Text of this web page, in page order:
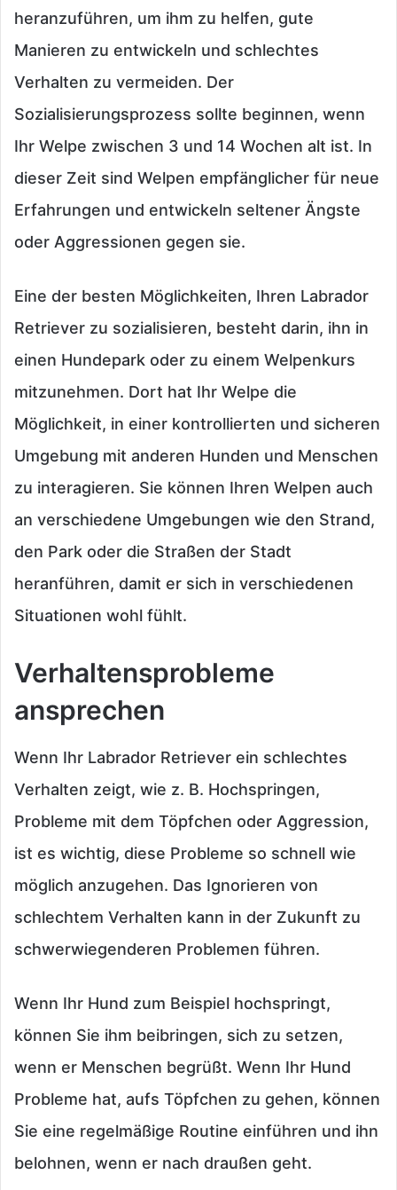
heranzuführen, um ihm zu helfen, gute
Manieren zu entwickeln und schlechtes
Verhalten zu vermeiden. Der
Sozialisierungsprozess sollte beginnen, wenn
Ihr Welpe zwischen 3 und 14 Wochen alt ist. In
dieser Zeit sind Welpen empfänglicher für neue
Erfahrungen und entwickeln seltener Ängste
oder Aggressionen gegen sie.
Eine der besten Möglichkeiten, Ihren Labrador
Retriever zu sozialisieren, besteht darin, ihn in
einen Hundepark oder zu einem Welpenkurs
mitzunehmen. Dort hat Ihr Welpe die
Möglichkeit, in einer kontrollierten und sicheren
Umgebung mit anderen Hunden und Menschen
zu interagieren. Sie können Ihren Welpen auch
an verschiedene Umgebungen wie den Strand,
den Park oder die Straßen der Stadt
heranführen, damit er sich in verschiedenen
Situationen wohl fühlt.
Verhaltensprobleme
ansprechen
Wenn Ihr Labrador Retriever ein schlechtes
Verhalten zeigt, wie z. B. Hochspringen,
Probleme mit dem Töpfchen oder Aggression,
ist es wichtig, diese Probleme so schnell wie
möglich anzugehen. Das Ignorieren von
schlechtem Verhalten kann in der Zukunft zu
schwerwiegenderen Problemen führen.
Wenn Ihr Hund zum Beispiel hochspringt,
können Sie ihm beibringen, sich zu setzen,
wenn er Menschen begrüßt. Wenn Ihr Hund
Probleme hat, aufs Töpfchen zu gehen, können
Sie eine regelmäßige Routine einführen und ihn
belohnen, wenn er nach draußen geht.